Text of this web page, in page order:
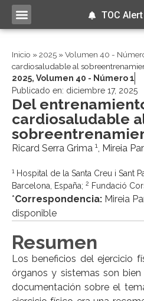
TOC Alert
Inicio »2025 »Volumen 40 -
cardiosaludable al
2025, Volumen 40 - Número 1
Publicado en: diciembre 17, 2025
Del
cardiosaludable
Ricard Serra Grima 1, Mireia
1Hospital de la Santa Creu i Sant
Barcelona, España; 2 Fundació
*Correspondencia: Mireia
disponible
Resumen
Los beneficios del ejercicio
órganos y sistemas son
documentación sobre el